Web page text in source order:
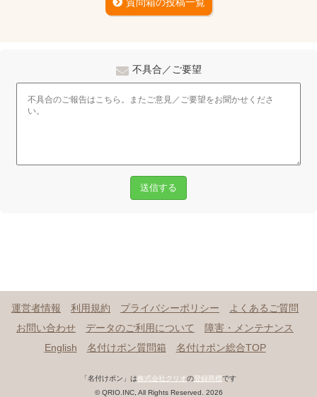
質問箱の投稿一覧
不具合／ご要望
送信する
運営者情報 利用規約 プライバシーポリシー
よくあるご質問
お問い合わせ
データのご利用について
障害・メンテナンス
English
名付けポン質問箱 名付けポン総合TOP
「名付けポン」は株式会社クリオの登録商標です
© QRIO.INC, All Rights Reserved. 2026